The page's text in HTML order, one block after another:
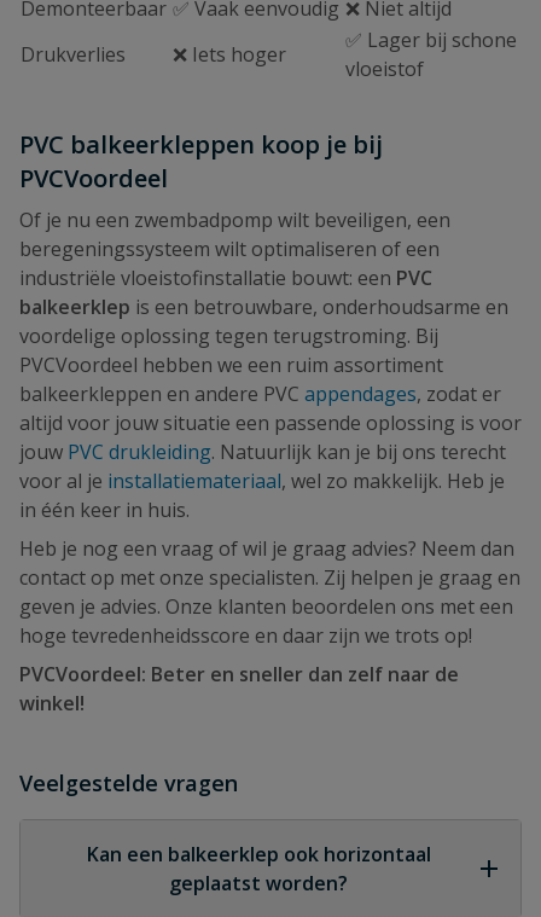
Demonteerbaar ✅ Vaak eenvoudig ❌ Niet altijd
Drukverlies
❌ Iets hoger
✅ Lager bij schone
vloeistof
PVC balkeerkleppen koop je bij
PVCVoordeel
Of je nu een zwembadpomp wilt beveiligen, een
beregeningssysteem wilt optimaliseren of een
industriële vloeistofinstallatie bouwt: een PVC
balkeerklep is een betrouwbare, onderhoudsarme en
voordelige oplossing tegen terugstroming. Bij
PVCVoordeel hebben we een ruim assortiment
balkeerkleppen en andere PVC appendages, zodat er
altijd voor jouw situatie een passende oplossing is voor
jouw PVC drukleiding. Natuurlijk kan je bij ons terecht
voor al je installatiemateriaal, wel zo makkelijk. Heb je
in één keer in huis.
Heb je nog een vraag of wil je graag advies? Neem dan
contact op met onze specialisten. Zij helpen je graag en
geven je advies. Onze klanten beoordelen ons met een
hoge tevredenheidsscore en daar zijn we trots op!
PVCVoordeel: Beter en sneller dan zelf naar de
winkel!
Veelgestelde vragen
Kan een balkeerklep ook horizontaal
geplaatst worden?